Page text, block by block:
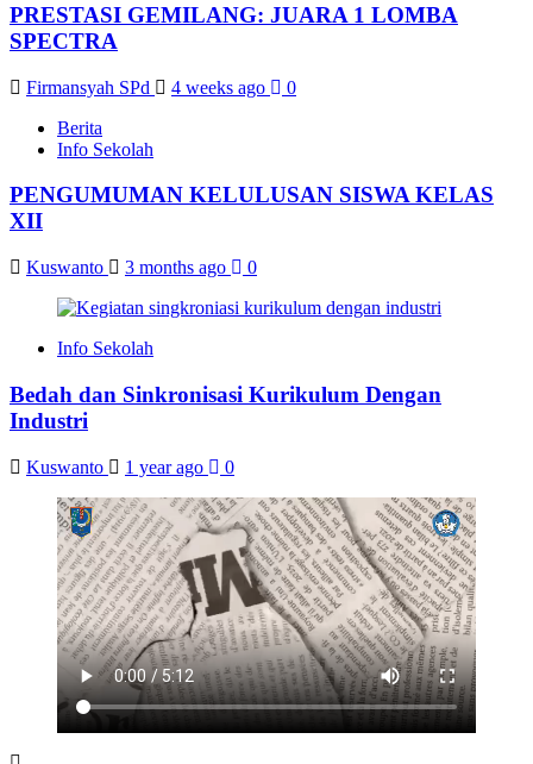
PRESTASI GEMILANG: JUARA 1 LOMBA
SPECTRA
Firmansyah SPd 4 weeks ago
0
Berita
Info Sekolah
PENGUMUMAN KELULUSAN SISWA KELAS
XII
Kuswanto 3 months ago 0
Info Sekolah
Bedah dan Sinkronisasi Kurikulum Dengan
Industri
Kuswanto 1 year ago 0